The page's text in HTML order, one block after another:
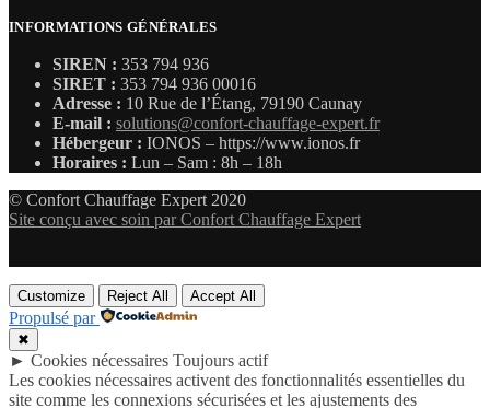
INFORMATIONS GÉNÉRALES
SIREN : 353 794 936
SIRET : 353 794 936 00016
Adresse : 10 Rue de l’Étang, 79190 Caunay
E-mail : solutions@confort-chauffage-expert.fr
Hébergeur : IONOS – https://www.ionos.fr
Horaires : Lun – Sam : 8h – 18h
© Confort Chauffage Expert 2020
Site conçu avec soin par Confort Chauffage Expert
Customize Reject All Accept All
Propulsé par
✖
► Cookies nécessaires Toujours actif
Les cookies nécessaires activent des fonctionnalités essentielles du
site comme les connexions sécurisées et les ajustements des